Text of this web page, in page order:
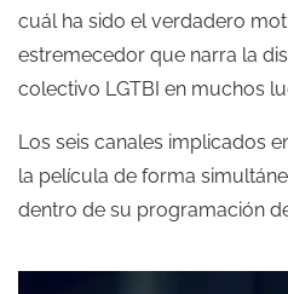
cuál ha sido el verdadero
estremecedor que narra la
colectivo LGTBI en muchos
Los seis canales implicados
la película de forma
dentro de su programación